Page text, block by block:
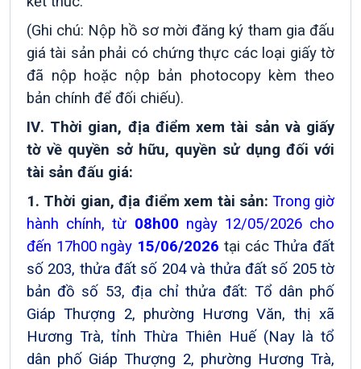
(Ghi chú: Nộp hồ sơ mời đăng ký tham gia đấu
giá tài sản phải có chứng thực các loại giấy tờ
đã nộp hoặc nộp bản photocopy kèm theo
bản chính để đối chiếu).
IV. Thời gian, địa điểm xem tài sản và giấy
tờ về quyền sở hữu, quyền sử dụng đối với
tài sản đấu giá:
1. Thời gian, địa điểm xem tài sản: Trong giờ
hành chính, từ 08h00 ngày 12/05/2026 cho
đến 17h00 ngày 15/06/2026 tại cácThửa đất
số 203, thửa đất số 204 và thửa đất số 205 tờ
bản đồ số 53, địa chỉ thửa đất: Tổ dân phố
Giáp Thượng 2, phường Hương Văn, thị xã
Hương Trà, tỉnh Thừa Thiên Huế (Nay là tổ
dân phố Giáp Thượng 2, phường Hương Trà,